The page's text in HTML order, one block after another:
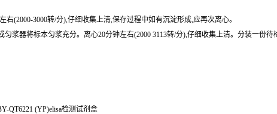
(2000-3000转/分),仔细收集上清,保存过程中如有沉淀形成,应再次离心。
匀浆器将标本匀浆充分。离心20分钟左右(2000 3113转/分),仔细收集上清。分装一
QT6221 (YP)elisa检测试剂盒